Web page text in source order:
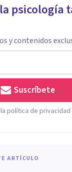
psicología
y contenidos
Suscríbete
política de privacidad
ARTÍCULO